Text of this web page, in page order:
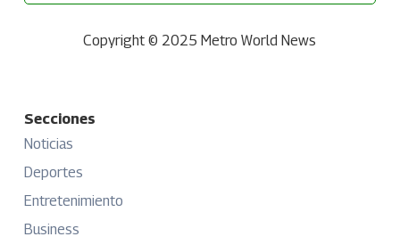
Copyright © 2025 Metro World News
Secciones
Noticias
Deportes
Entretenimiento
Business